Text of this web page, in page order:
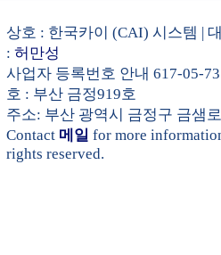
상호 : 한국카이 (CAI) 시스템 |
: 허만성
사업자 등록번호 안내 617-05-
호 : 부산 금정919호
주소: 부산 광역시 금정구 금샘
Contact 메일 for more
rights reserved.